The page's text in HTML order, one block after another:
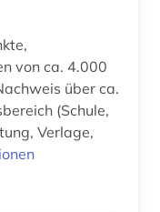
von ca. 4.000
über ca.
(Schule,
Verlage,